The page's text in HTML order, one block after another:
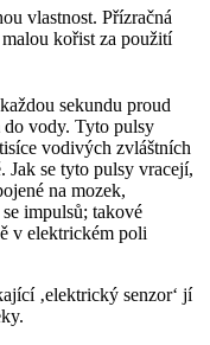
vlastnost. Přízračná
kořist za použití
sekundu proud
do vody. Tyto pulsy
vodivých zvláštních
Jak se tyto pulsy vracejí,
na mozek,
impulsů; takové
v elektrickém poli
‚elektrický senzor‘ jí